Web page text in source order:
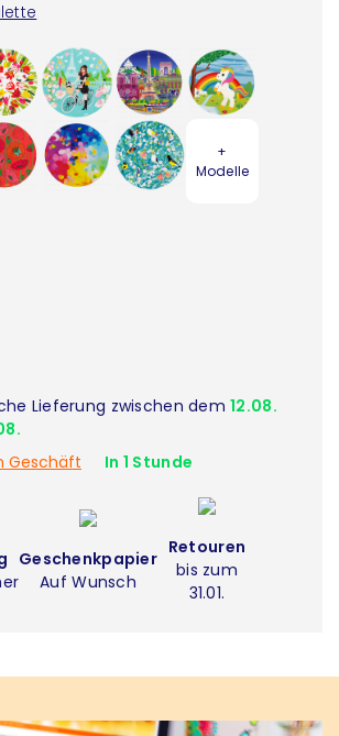
+
Modelle
Lieferung zwischen dem12.08.
Geschäft
In 1 Stunde
Geschenkpapier
Auf Wunsch
Retouren
bis zum
31.01.